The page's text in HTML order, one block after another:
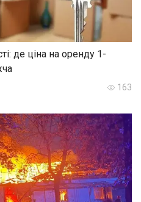
де ціна на оренду 1-
163